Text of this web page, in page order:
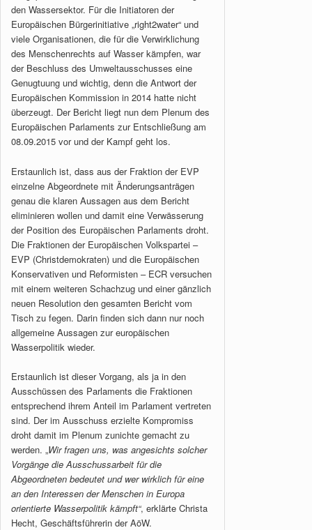
den Wassersektor. Für die Initiatoren der
Europäischen Bürgerinitiative „right2water“ und
viele Organisationen, die für die Verwirklichung
des Menschenrechts auf Wasser kämpfen, war
der Beschluss des Umweltausschusses eine
Genugtuung und wichtig, denn die Antwort der
Europäischen Kommission in 2014 hatte nicht
überzeugt. Der Bericht liegt nun dem Plenum des
Europäischen Parlaments zur Entschließung am
08.09.2015 vor und der Kampf geht los.
Erstaunlich ist, dass aus der Fraktion der EVP
einzelne Abgeordnete mit Änderungsanträgen
genau die klaren Aussagen aus dem Bericht
eliminieren wollen und damit eine Verwässerung
der Position des Europäischen Parlaments droht.
Die Fraktionen der Europäischen Volkspartei –
EVP (Christdemokraten) und die Europäischen
Konservativen und Reformisten – ECR versuchen
mit einem weiteren Schachzug und einer gänzlich
neuen Resolution den gesamten Bericht vom
Tisch zu fegen. Darin finden sich dann nur noch
allgemeine Aussagen zur europäischen
Wasserpolitik wieder.
Erstaunlich ist dieser Vorgang, als ja in den
Ausschüssen des Parlaments die Fraktionen
entsprechend ihrem Anteil im Parlament vertreten
sind. Der im Ausschuss erzielte Kompromiss
droht damit im Plenum zunichte gemacht zu
werden. „Wir fragen uns, was angesichts solcher
Vorgänge die Ausschussarbeit für die
Abgeordneten bedeutet und wer wirklich für eine
an den Interessen der Menschen in Europa
orientierte Wasserpolitik kämpft“, erklärte Christa
Hecht, Geschäftsführerin der AöW.